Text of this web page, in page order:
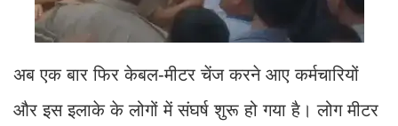
अब एक बार फिर केबल-मीटर चेंज करने आए कर्मचारियों
और इस इलाके के लोगों में संघर्ष शुरू हो गया है। लोग मीटर